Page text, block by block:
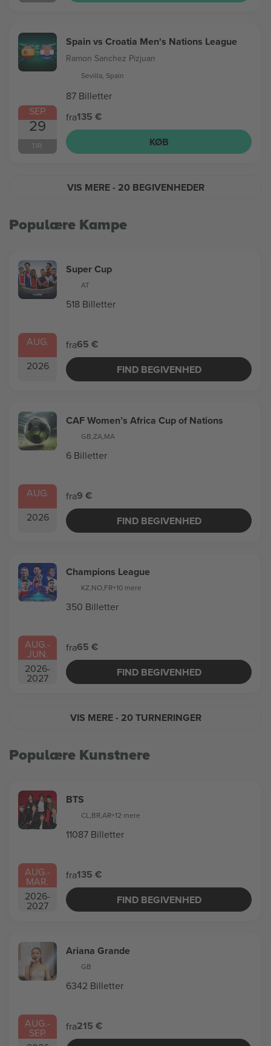
SEP.
29
TIR.
Spain vs Croatia Men's Nations League
Ramon Sanchez Pizjuan
Sevilla, Spain
87 Billetter
fra135 €
KØB
VIS MERE- 20 BEGIVENHEDER
Populære Kampe
AUG.
2026
Super Cup
AT
518 Billetter
fra65 €
FIND BEGIVENHED
AUG.
2026
CAF Women’s Africa Cup of Nations
GB,ZA,MA
6 Billetter
fra9 €
FIND BEGIVENHED
AUG.-
JUN.
2026-
2027
Champions League
KZ,NO,FR+10 mere
350 Billetter
fra65 €
FIND BEGIVENHED
VIS MERE- 20 TURNERINGER
Populære Kunstnere
AUG.-
MAR.
2026-
2027
BTS
CL,BR,AR+12 mere
11087 Billetter
fra135 €
FIND BEGIVENHED
AUG.-
SEP.
Ariana Grande
GB
6342 Billetter
fra215 €